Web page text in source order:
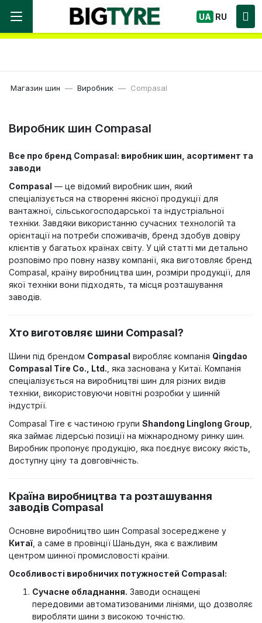
Ми працюємо! Великий вибір Шин, швидка
доставка по Україні!
UA RU
Магазин шин Виробник Compasal
Виробник шин Compasal
Все про бренд Compasal: виробник шин, асортимент та
заводи
Compasal — це відомий виробник шин, який
спеціалізується на створенні якісної продукції для
вантажної, сільськогосподарської та індустріальної
техніки. Завдяки використанню сучасних технологій та
орієнтації на потреби споживачів, бренд здобув довіру
клієнтів у багатьох країнах світу. У цій статті ми детально
розповімо про повну назву компанії, яка виготовляє бренд
Compasal, країну виробництва шин, розміри продукції, для
якої техніки вони підходять, та місця розташування
заводів.
Хто виготовляє шини Compasal?
Шини під брендом Compasal виробляє компанія Qingdao
Compasal Tire Co., Ltd. , яка заснована у Китаї. Компанія
спеціалізується на виробництві шин для різних видів
техніки, використовуючи новітні розробки у шинній
індустрії.
Compasal Tire є частиною групи Shandong Linglong Group
яка займає лідерські позиції на міжнародному ринку шин.
Виробник пропонує продукцію, яка поєднує високу якість,
доступну ціну та довговічність.
Країна виробництва та розташування
заводів Compasal
Основне виробництво шин Compasal зосереджене у
Китаї , а саме в провінції Шаньдун, яка є важливим
центром шинної промисловості країни.
Особливості виробничих потужностей Compasal:
Сучасне обладнання. Заводи оснащені
передовими автоматизованими лініями, що дозволяє
виробляти шини з високою точністю.